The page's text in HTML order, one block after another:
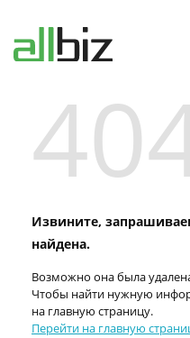
Извините,
найдена.
Возможно она была
Чтобы найти нужную
на главную страницу.
Перейти на главную